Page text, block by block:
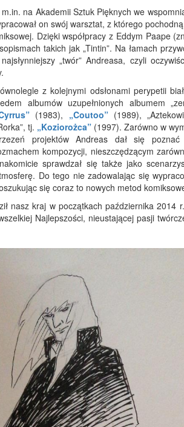
na Akademii Sztuk Pięknych we
on swój warsztat, z którego
Dzięki współpracy z Eddym Paape
takich jak „Tintin”. Na łamach
„twór” Andreasa, czyli
z kolejnymi odsłonami perypetii
albumów uzupełnionych albumem
(1983), „Coutoo”(1989),
tj. „Koziorożca” (1997). Zarówno w
projektów Andreas dał się
kompozycji, nieszczędzącym
sprawdzał się także jako
Do tego nie zadowalając się
się coraz to nowych metod
nasz kraj w początkach października 2014
Najlepszości, nieustającej pasji